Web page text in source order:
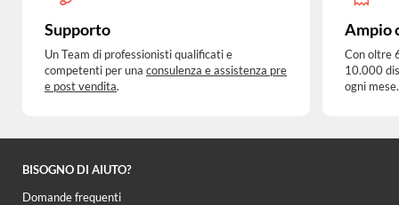
Supporto
Un Team di professionisti qualificati e
competenti per una consulenza e assistenza pre
e post vendita.
Ampio
Con oltre
10.000
ogni mese.
BISOGNO DI AIUTO?
Domande frequenti